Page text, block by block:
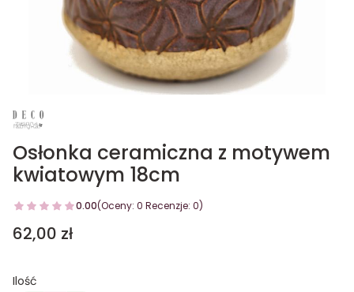
Osłonka ceramiczna z motywem
kwiatowym 18cm
0.00(Oceny: 0 Recenzje: 0)
Cena
62,00 zł
Ilość